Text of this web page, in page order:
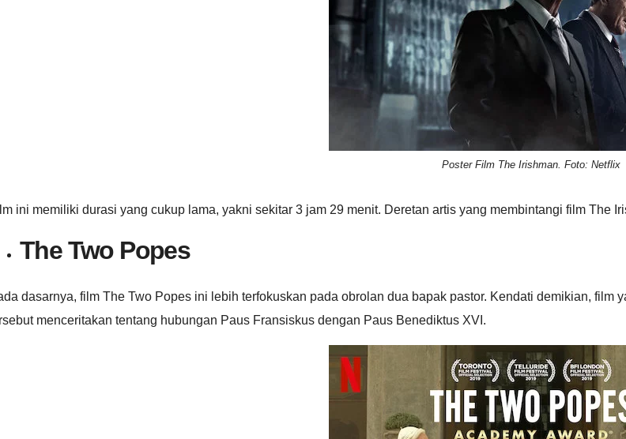
Poster Film The Irishman. Foto: Netflix
ini memiliki durasi yang cukup lama, yakni sekitar 3 jam 29 menit. Deretan artis yang membintangi film The
The Two Popes
dasarnya, film The Two Popes ini lebih terfokuskan pada obrolan dua bapak pastor. Kendati demikian, film
menceritakan tentang hubungan Paus Fransiskus dengan Paus Benediktus XVI.